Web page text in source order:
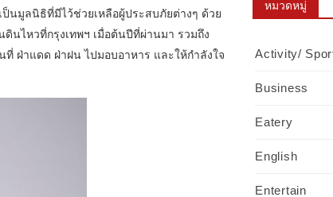
ป็นมูลนิธิที่มีไว้ช่วยเหลือผู้ประสบภัยต่างๆ ด้วย
นไหวที่กรุงเทพฯ เมื่อต้นปีที่ผ่านมา รวมถึง
ฝ่าแดด ฝ่าฝน ไปมอบอาหาร และให้กำลังใจ